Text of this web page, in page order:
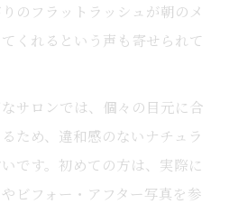
のフラットラッシュが朝のメ
くれるという声も寄せられて
サロンでは、個々の目元に合
ため、違和感のないナチュラ
です。初めての方は、実際に
ビフォー・アフター写真を参